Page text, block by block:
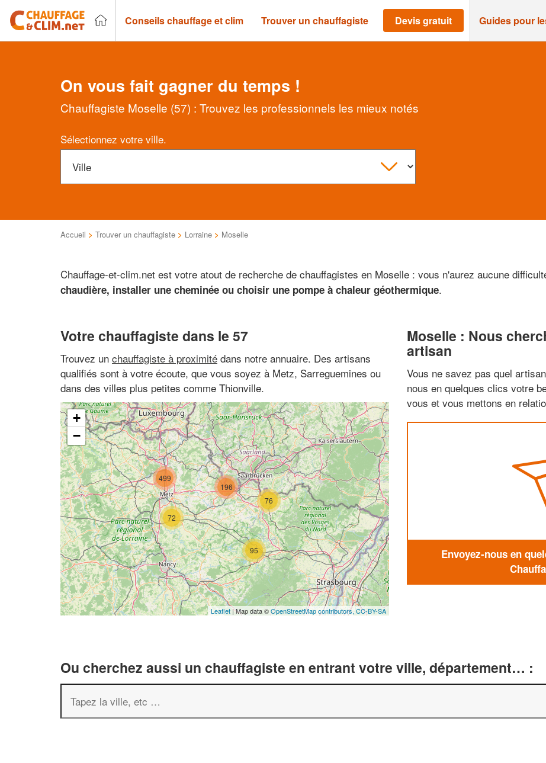
Conseils chauffage et clim Trouver un chauffagiste Devis gratuit Guides pour
On vous fait gagner du temps !
Chauffagiste Moselle (57) : Trouvez les professionnels les mieux notés
Sélectionnez votre ville.
Accueil > Trouver un chauffagiste > Lorraine > Moselle
Chauffage-et-clim.net est votre atout de recherche de chauffagistes en Moselle : vous n'aurez aucune
chaudière, installer une cheminée ou choisir une pompe à chaleur géothermique.
Votre chauffagiste dans le 57
Trouvez un chauffagiste à proximité dans notre annuaire. Des artisans
qualifiés sont à votre écoute, que vous soyez à Metz, Sarreguemines ou
dans des villes plus petites comme Thionville.
72
76
95
499
196
+
−
Leaflet| Map data ©OpenStreetMap contributors, CC-BY-SA
Moselle : Nous
artisan
Vous ne savez pas quel
nous en quelques clics votre
vous et vous mettons en
Envoyez-nous en
Ou cherchez aussi un chauffagiste en entrant votre ville, département… :